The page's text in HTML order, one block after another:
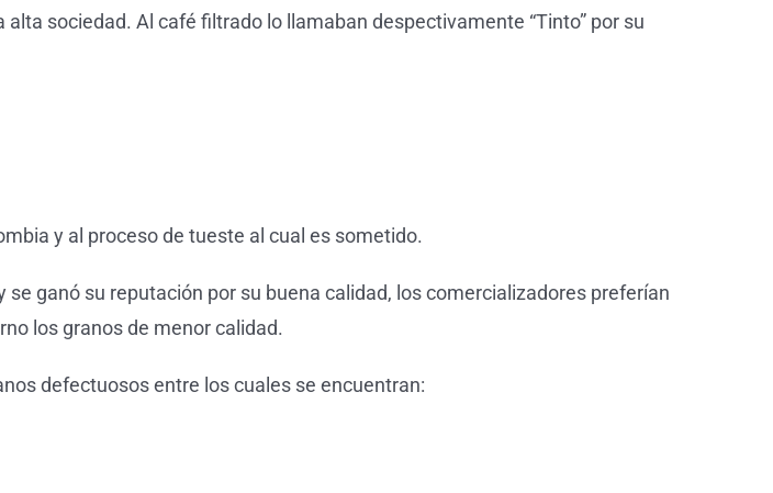
sociedad. Al café filtrado lo llamaban despectivamente “Tinto” por su
y al proceso de tueste al cual es sometido.
ganó su reputación por su buena calidad, los comercializadores preferían
los granos de menor calidad.
defectuosos entre los cuales se encuentran: